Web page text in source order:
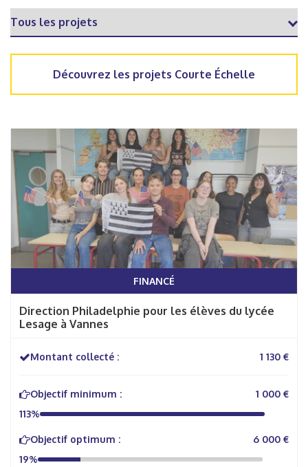
Découvrez les projets Courte Échelle
FINANCÉ
Direction Philadelphie pour les élèves du lycée
Lesage à Vannes
Montant collecté : 1 130 €
Objectif minimum :
1 000 €
113%
Objectif optimum :
6 000 €
19%